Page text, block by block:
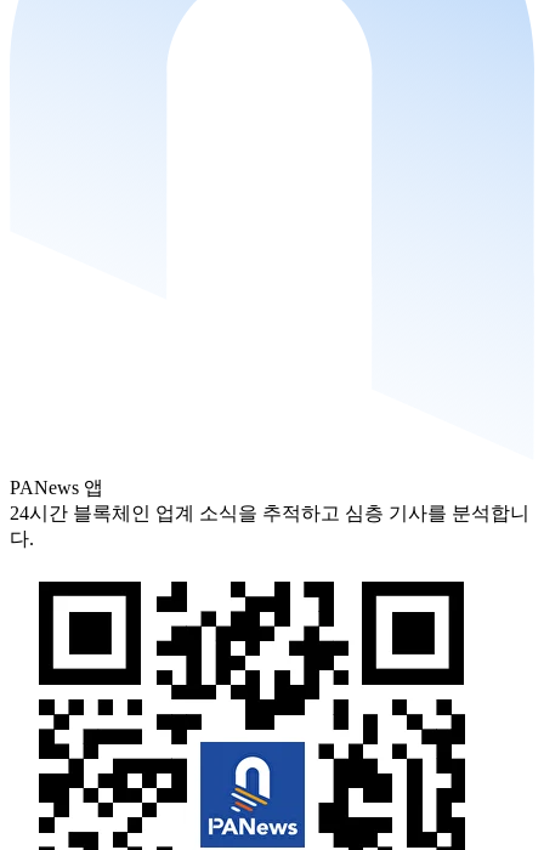
PANews 앱
24시간 블록체인 업계 소식을 추적하고 심층 기사를 분석합니
다.